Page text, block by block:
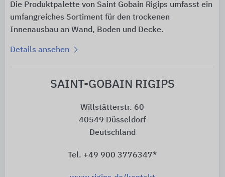
Die Produktpalette von Saint Gobain Rigips umfasst ein
umfangreiches Sortiment für den trockenen
Innenausbau an Wand, Boden und Decke.
Details ansehen
SAINT-GOBAIN RIGIPS
Willstätterstr. 60
40549 Düsseldorf
Deutschland
Tel. +49 900 3776347*